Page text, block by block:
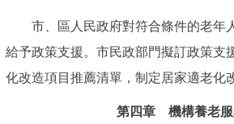
市、區人民政府對符合條件的老年
給予政策支援。市民政部門擬訂政策支
化改造項目推薦清單，制定居家適老化
第四章 機構養老